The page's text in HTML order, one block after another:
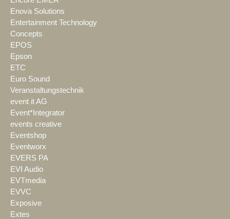
Enova Solutions
Entertainment Technology
Concepts
EPOS
Epson
ETC
Euro Sound
Veranstaltungstechnik
event it AG
Event*Integrator
events creative
Eventshop
Eventworx
EVERS PA
EVI Audio
EVTmedia
EVVC
Exposive
Extes